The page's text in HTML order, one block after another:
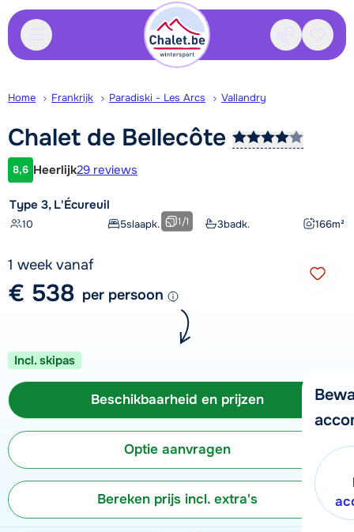
Contact
Home Frankrijk Paradiski - Les Arcs Vallandry
Chalet de Bellecôte
Klantwaardering
8,6 Heerlijk29 reviews
Type 3, L'Écureuil
10 5slaapk. 3badk. 166m²
1/1
1 week vanaf
€ 538 per persoon
Incl. skipas
Beschikbaarheid en prijzen
Optie aanvragen
Bereken prijs incl. extra's